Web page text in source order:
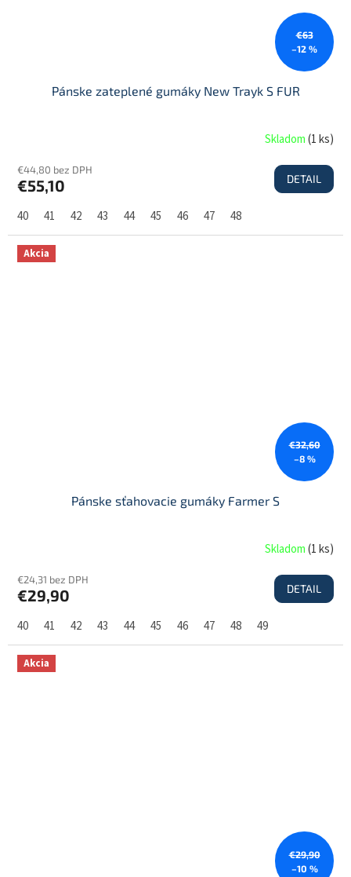
€63
–12 %
Pánske zateplené gumáky New Trayk S FUR
Skladom(1 ks)
€44,80 bez DPH
€55,10 DETAIL
40 41 42 43 44 45 46 47 48
Akcia
€32,60
–8 %
Pánske sťahovacie gumáky Farmer S
Skladom(1 ks)
€24,31 bez DPH
€29,90 DETAIL
40 41 42 43 44 45 46 47 48 49
Akcia
€29,90
–10 %